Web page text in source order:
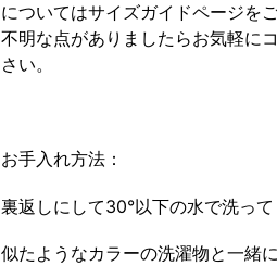
についてはサイズガイドページを
不明な点がありましたらお気軽に
さい。
お手入れ方法：
裏返しにして30°以下の水で洗って
似たようなカラーの洗濯物と一緒